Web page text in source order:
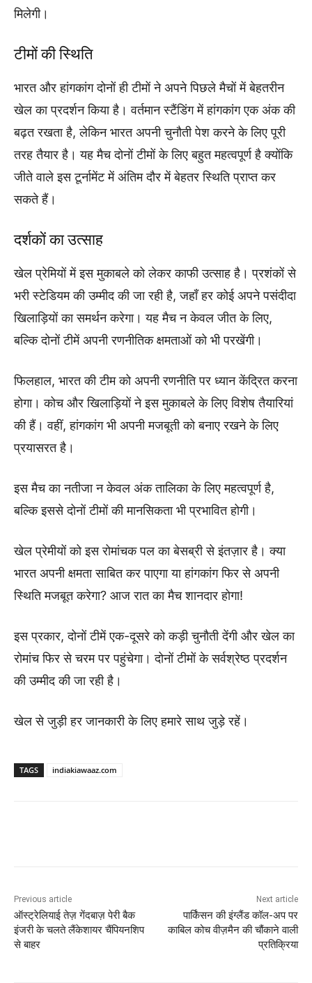
मिलेगी।
टीमों की स्थिति
भारत और हांगकांग दोनों ही टीमों ने अपने पिछले मैचों में बेहतरीन
खेल का प्रदर्शन किया है। वर्तमान स्टैंडिंग में हांगकांग एक अंक की
बढ़त रखता है, लेकिन भारत अपनी चुनौती पेश करने के लिए पूरी
तरह तैयार है। यह मैच दोनों टीमों के लिए बहुत महत्वपूर्ण है क्योंकि
जीते वाले इस टूर्नामेंट में अंतिम दौर में बेहतर स्थिति प्राप्त कर
सकते हैं।
दर्शकों का उत्साह
खेल प्रेमियों में इस मुकाबले को लेकर काफी उत्साह है। प्रशंकों से
भरी स्टेडियम की उम्मीद की जा रही है, जहाँ हर कोई अपने पसंदीदा
खिलाड़ियों का समर्थन करेगा। यह मैच न केवल जीत के लिए,
बल्कि दोनों टीमें अपनी रणनीतिक क्षमताओं को भी परखेंगी।
फिलहाल, भारत की टीम को अपनी रणनीति पर ध्यान केंद्रित करना
होगा। कोच और खिलाड़ियों ने इस मुकाबले के लिए विशेष तैयारियां
की हैं। वहीं, हांगकांग भी अपनी मजबूती को बनाए रखने के लिए
प्रयासरत है।
इस मैच का नतीजा न केवल अंक तालिका के लिए महत्वपूर्ण है,
बल्कि इससे दोनों टीमों की मानसिकता भी प्रभावित होगी।
खेल प्रेमीयों को इस रोमांचक पल का बेसब्री से इंतज़ार है। क्या
भारत अपनी क्षमता साबित कर पाएगा या हांगकांग फिर से अपनी
स्थिति मजबूत करेगा? आज रात का मैच शानदार होगा!
इस प्रकार, दोनों टीमें एक-दूसरे को कड़ी चुनौती देंगी और खेल का
रोमांच फिर से चरम पर पहुंचेगा। दोनों टीमों के सर्वश्रेष्ठ प्रदर्शन
की उम्मीद की जा रही है।
खेल से जुड़ी हर जानकारी के लिए हमारे साथ जुड़े रहें।
TAGS indiakiawaaz.com
Previous article
ऑस्ट्रेलियाई तेज़ गेंदबाज़ पेरी बैक
इंजरी के चलते लैंकेशायर चैंपियनशिप
से बाहर
Next article
पार्किंसन की इंग्लैंड कॉल-अप पर
काबिल कोच वीज़मैन की चौंकाने वाली
प्रतिक्रिया